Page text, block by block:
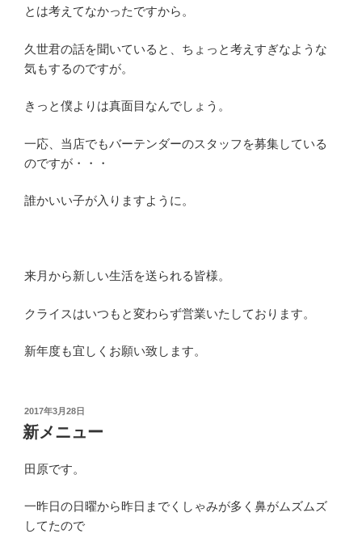
とは考えてなかったですから。
久世君の話を聞いていると、ちょっと考えすぎなような
気もするのですが。
きっと僕よりは真面目なんでしょう。
一応、当店でもバーテンダーのスタッフを募集している
のですが・・・
誰かいい子が入りますように。
来月から新しい生活を送られる皆様。
クライスはいつもと変わらず営業いたしております。
新年度も宜しくお願い致します。
投
稿
日:
2017年3月28日
新メニュー
田原です。
一昨日の日曜から昨日までくしゃみが多く鼻がムズムズ
してたので